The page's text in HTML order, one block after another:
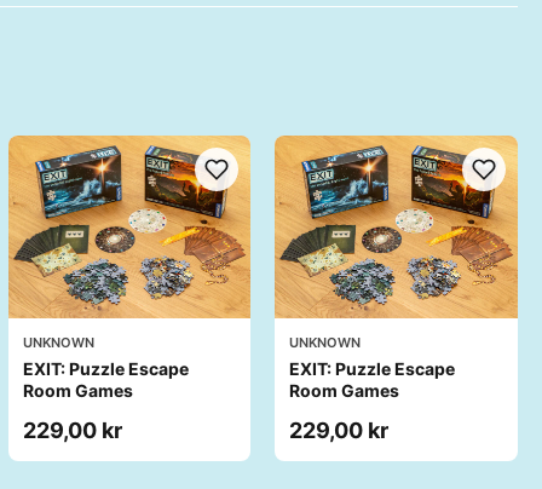
UNKNOWN
EXIT: Puzzle Escape
Room Games
229,00 kr
UNKNOWN
EXIT: Puzzle Escape
Room Games
229,00 kr